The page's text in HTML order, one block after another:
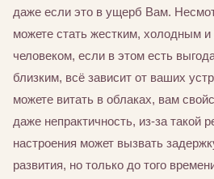
даже если это в ущерб Вам.
можете стать жестким, холодным и
человеком, если в этом есть
близким, всё зависит от ваших
можете витать в облаках, вам
даже непрактичность, из-за такой
настроения может вызвать
развития, но только до того